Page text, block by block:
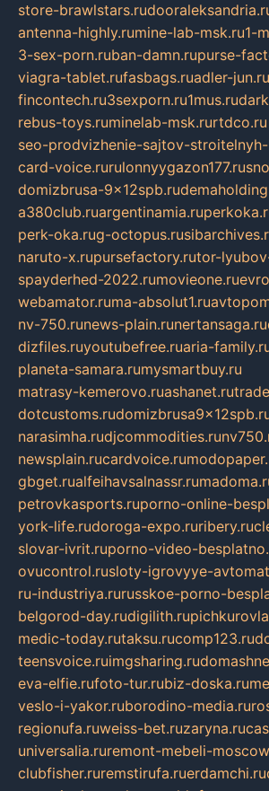
store-brawlstars.ru
antenna-highly.rumine-lab-msk.ru1-
3-sex-porn.ruban-damn.rupurse-
viagra-tablet.rufasbags.ruadler-jun.ru
fincontech.ru3sexporn.ru1mus.ru
rebus-toys.ruminelab-msk.rurtdco.ru
seo-prodvizhenie-sajtov-
card-voice.rurulonnyygazon177.ru
domizbrusa-9x12spb.ru
a380club.ruargentinamia.ru
perk-oka.rug-octopus.ru
naruto-x.rupursefactory.rutor-
spayderhed-2022.rumovieone.ru
webamator.ruma-absolut1.ru
nv-750.runews-plain.runertansaga.ru
dizfiles.ruyoutubefree.ruaria-
planeta-samara.rumysmartbuy.ru
matrasy-kemerovo.ruashanet.ru
dotcustoms.ru
narasimha.rudjcommodities.ru
newsplain.rucardvoice.ru
gbget.rualfeihavsalnassr.ru
petrovkasports.ruporno-online-
york-life.rudoroga-expo.ruribery.ru
slovar-ivrit.ruporno-video-
ovucontrol.rusloty-igrovyye-
ru-industriya.rurusskoe-porno-
belgorod-day.rudigilith.ru
medic-today.rutaksu.rucomp123.ru
teensvoice.ruimgsharing.ru
eva-elfie.rufoto-tur.rubiz-doska.ru
veslo-i-yakor.ruborodino-media.ru
regionufa.ruweiss-bet.ruzaryna.ru
universalia.ruremont-mebeli-
clubfisher.ruremstirufa.ruerdamchi.ru